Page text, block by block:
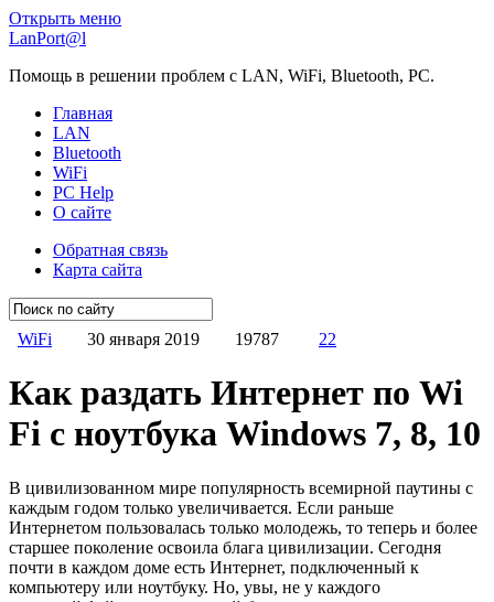
Открыть меню
LanPort@l
Помощь в решении проблем с LAN, WiFi, Bluetooth, PC.
Главная
LAN
Bluetooth
WiFi
PC Help
О сайте
Обратная связь
Карта сайта
WiFi 30 января 2019 19787 22
Как раздать Интернет по Wi
Fi с ноутбука Windows 7, 8, 10
В цивилизованном мире популярность всемирной паутины с
каждым годом только увеличивается. Если раньше
Интернетом пользовалась только молодежь, то теперь и более
старшее поколение освоила блага цивилизации. Сегодня
почти в каждом доме есть Интернет, подключенный к
компьютеру или ноутбуку. Но, увы, не у каждого